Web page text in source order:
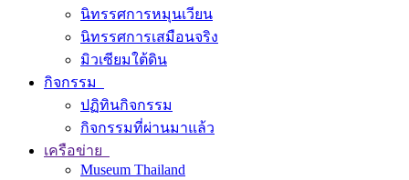
นิทรรศการหมุนเวียน
นิทรรศการเสมือนจริง
มิวเซียมใต้ดิน
กิจกรรม
ปฏิทินกิจกรรม
กิจกรรมที่ผ่านมาแล้ว
เครือข่าย
Museum Thailand